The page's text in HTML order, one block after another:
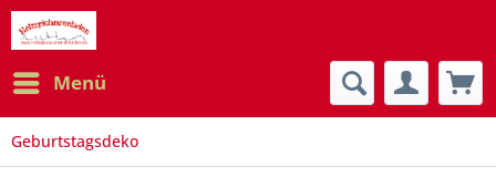
Menü
Geburtstagsdeko